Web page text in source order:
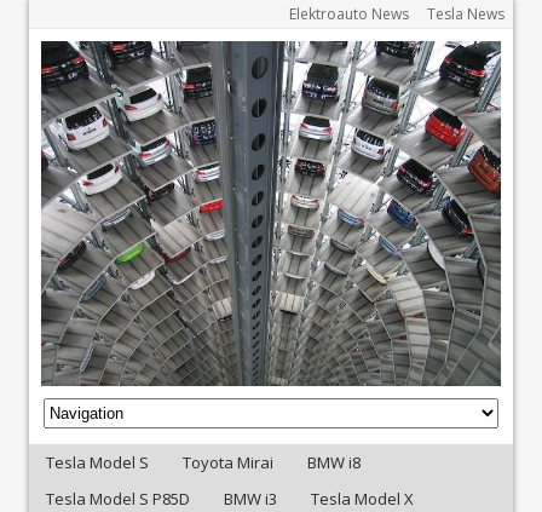
Elektroauto News Tesla News
Tesla Model S Toyota Mirai
BMW i8
Tesla Model S P85D
BMW i3
Tesla Model X